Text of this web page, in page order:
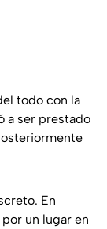
todo con la
a ser prestado
En
un lugar en